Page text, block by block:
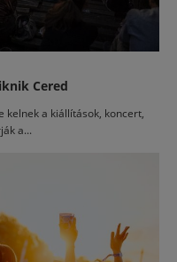
Cered
a kiállítások, koncert,
a...